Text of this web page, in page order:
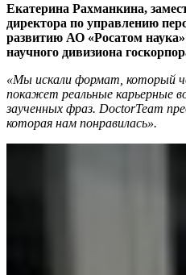
Екатерина Рахманкина,
директора по управлению
развитию АО «Росатом
научного дивизиона
«Мы искали формат, который
покажет реальные карьерные
заученных фраз. DoctorTeam
которая нам понравилась».